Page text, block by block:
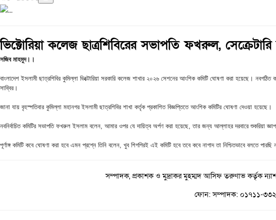
ভিক্টোরিয়া কলেজ ছাত্রশিবিরের সভাপতি ফখরুল, সেক্রেটারি
সজিব মাহমুদ।।
বাংলাদেশ ইসলামী ছাত্রশিবির কুমিল্লা ভিক্টোরিয়া সরকারি কলেজ শাখার ২০২৬ সেশনের আংশিক কমিটি ঘোষণা করা হয়েছে।
সাব্বির।
জানা যায় বৃহস্পতিবার কুমিল্লা মহানগর ইসলামী ছাত্রশিবির শাখা কর্তৃক প্রকাশিত বিজ্ঞপ্তিতে আংশিক কমিটির ঘোষণা দেওয়া হয়েছে।
নবনির্বাচিত কমিটির সভাপতি ফখরুল ইসলাম বলেন, আমার ওপর যে দায়িত্ব অর্পণ করা হয়েছে, তার জন্য আল্লাহর দরবারে শুকরিয়া
পূর্ণাঙ্গ কমিটি কবে ঘোষণা করা হবে এমন প্রশ্নে তিনি বলেন, খুব শিগগিরই এই কমিটি হবে তবে কবে নাগাদ তা নিশ্চিতভাবে বলতে পারছি
সম্পাদক, প্রকাশক ও মুদ্রাকর মুহম্মদ আসিফ তরুণাভ কর্তৃক
ফোন: সম্পাদক: ০১৭১১-